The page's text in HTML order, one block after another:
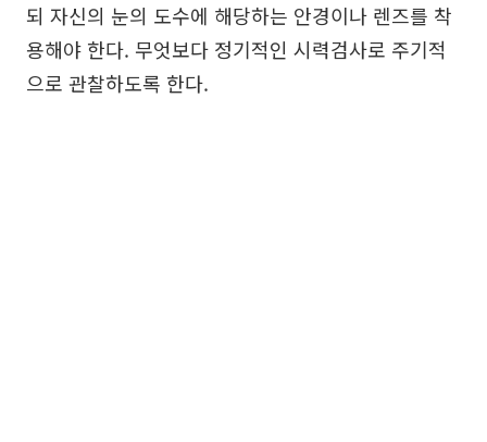
되 자신의 눈의 도수에 해당하는 안경이나 렌즈를 착
용해야 한다. 무엇보다 정기적인 시력검사로 주기적
으로 관찰하도록 한다.